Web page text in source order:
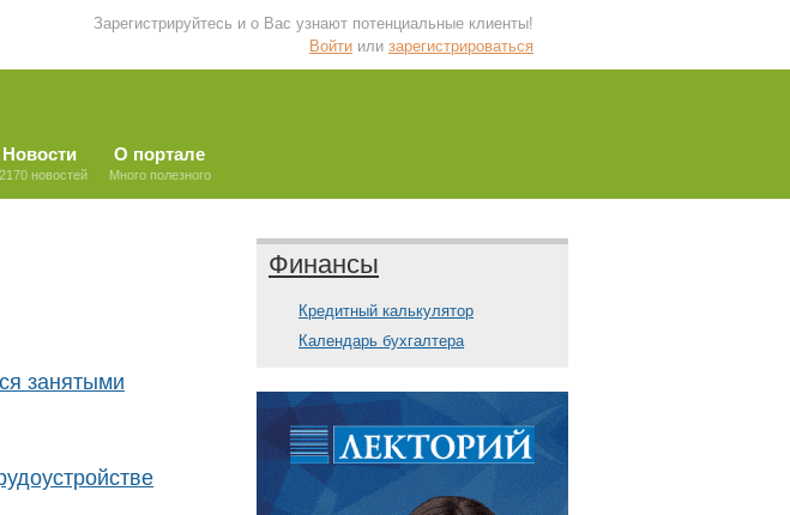
Зарегистрируйтесь и о Вас узнают потенциальные клиенты!
Войти или зарегистрироваться
Новости
новостей
О портале
Много полезного
занятыми
Финансы
Кредитный калькулятор
Календарь бухгалтера